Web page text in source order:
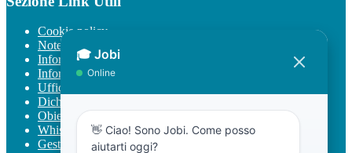
Cookie policy
Note legali
Informativa Privacy
Informativa Privacy chatbot Jobi
Ufficio Relazioni con il Pubblico
Dichiarazione di accessibilità
Obiettivi di accessibilità
Whistleblowing
Gestione consensi cookie